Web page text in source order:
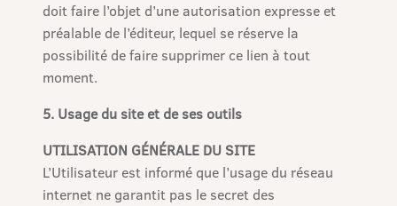
doit faire l’objet d’une autorisation expresse et
préalable de l’éditeur, lequel se réserve la
possibilité de faire supprimer ce lien à tout
moment.
5. Usage du site et de ses outils
UTILISATION GÉNÉRALE DU SITE
L’Utilisateur est informé que l’usage du réseau
internet ne garantit pas le secret des